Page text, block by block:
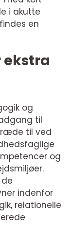
i akutte
en
ekstra
og
til
til ved
og
indenfor
relationelle